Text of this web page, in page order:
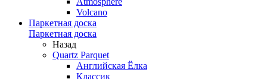
Volcano
Паркетная доска
Паркетная доска
Назад
Quartz Parquet
Английская Ёлка
Классик